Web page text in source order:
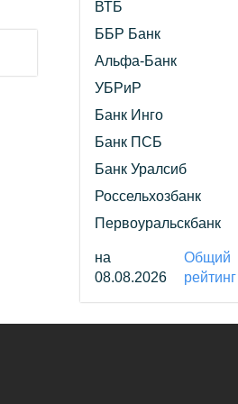
ВТБ
ББР Банк
Альфа-Банк
УБРиР
Банк Инго
Банк ПСБ
Банк Уралсиб
Россельхозбанк
Первоуральскбанк
на
08.08.2026
Общий
рейтинг